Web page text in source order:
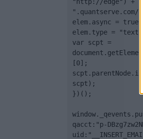
".quantserve.com/
elem.async = true;
elem.type =
var scpt =
[0];
scpt);
})();
qacct:"p-